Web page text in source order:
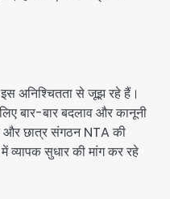
अनिश्चितता से जूझ रहे हैं।
बार-बार बदलाव और कानूनी
और छात्र संगठन NTA की
व्यापक सुधार की मांग कर रहे